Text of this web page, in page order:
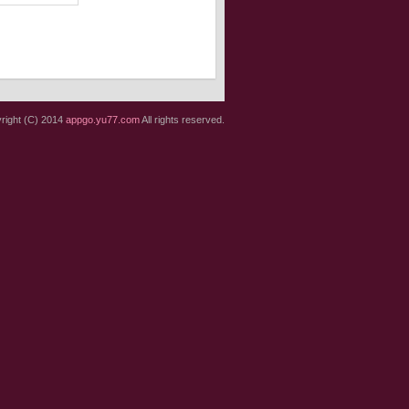
(C) 2014 appgo.yu77.comAll rights reserved.